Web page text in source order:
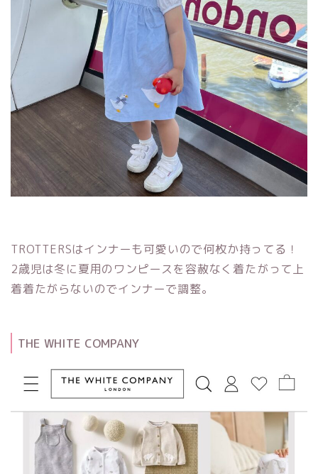
TROTTERSはインナーも可愛いので何枚か持ってる！
2歳児は冬に夏用のワンピースを容赦なく着たがって上
着着たがらないのでインナーで調整。
THE WHITE COMPANY